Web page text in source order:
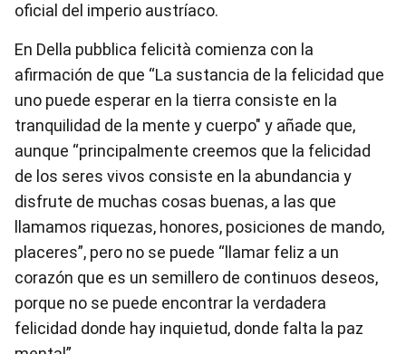
oficial del imperio austríaco.
En Della pubblica felicità comienza con la
afirmación de que “La sustancia de la felicidad que
uno puede esperar en la tierra consiste en la
tranquilidad de la mente y cuerpo" y añade que,
aunque “principalmente creemos que la felicidad
de los seres vivos consiste en la abundancia y
disfrute de muchas cosas buenas, a las que
llamamos riquezas, honores, posiciones de mando,
placeres”, pero no se puede “llamar feliz a un
corazón que es un semillero de continuos deseos,
porque no se puede encontrar la verdadera
felicidad donde hay inquietud, donde falta la paz